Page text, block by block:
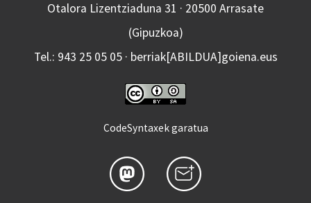
Otalora Lizentziaduna 31 · 20500 Arrasate
(Gipuzkoa)
Tel.: 943 25 05 05 · berriak[ABILDUA]goiena.eus
CodeSyntaxek garatua